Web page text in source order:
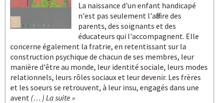
La naissance d'un enfant handicapé
n'est pas seulement l'affaire des
parents, des soignants et des
éducateurs qui l'accompagnent. Elle
concerne également la fratrie, en retentissant sur la
construction psychique de chacun de ses membres, leur
manière d'être au monde, leur identité sociale, leurs modes
relationnels, leurs rôles sociaux et leur devenir. Les frères
et les soeurs se retrouvent, à leur insu, engagés dans une
avent (… ) La suite »